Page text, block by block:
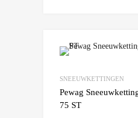
SNEEUWKETTINGEN
Pewag
75 ST